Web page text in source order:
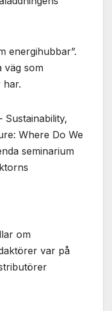
energihubbar”.
väg som
har.
Sustainability,
Where Do We
seminarium
om
var på